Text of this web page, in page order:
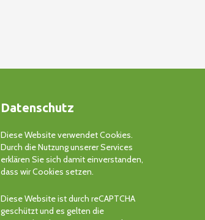
Datenschutz
Diese Website verwendet Cookies.
Durch die Nutzung unserer Services
erklären Sie sich damit einverstanden,
dass wir Cookies setzen.
Diese Website ist durch reCAPTCHA
geschützt und es gelten die